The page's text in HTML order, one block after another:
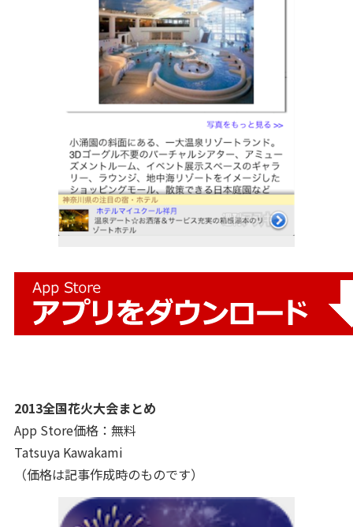
2013全国花火大会まとめ
App Store価格：無料
Tatsuya Kawakami
（価格は記事作成時のものです）